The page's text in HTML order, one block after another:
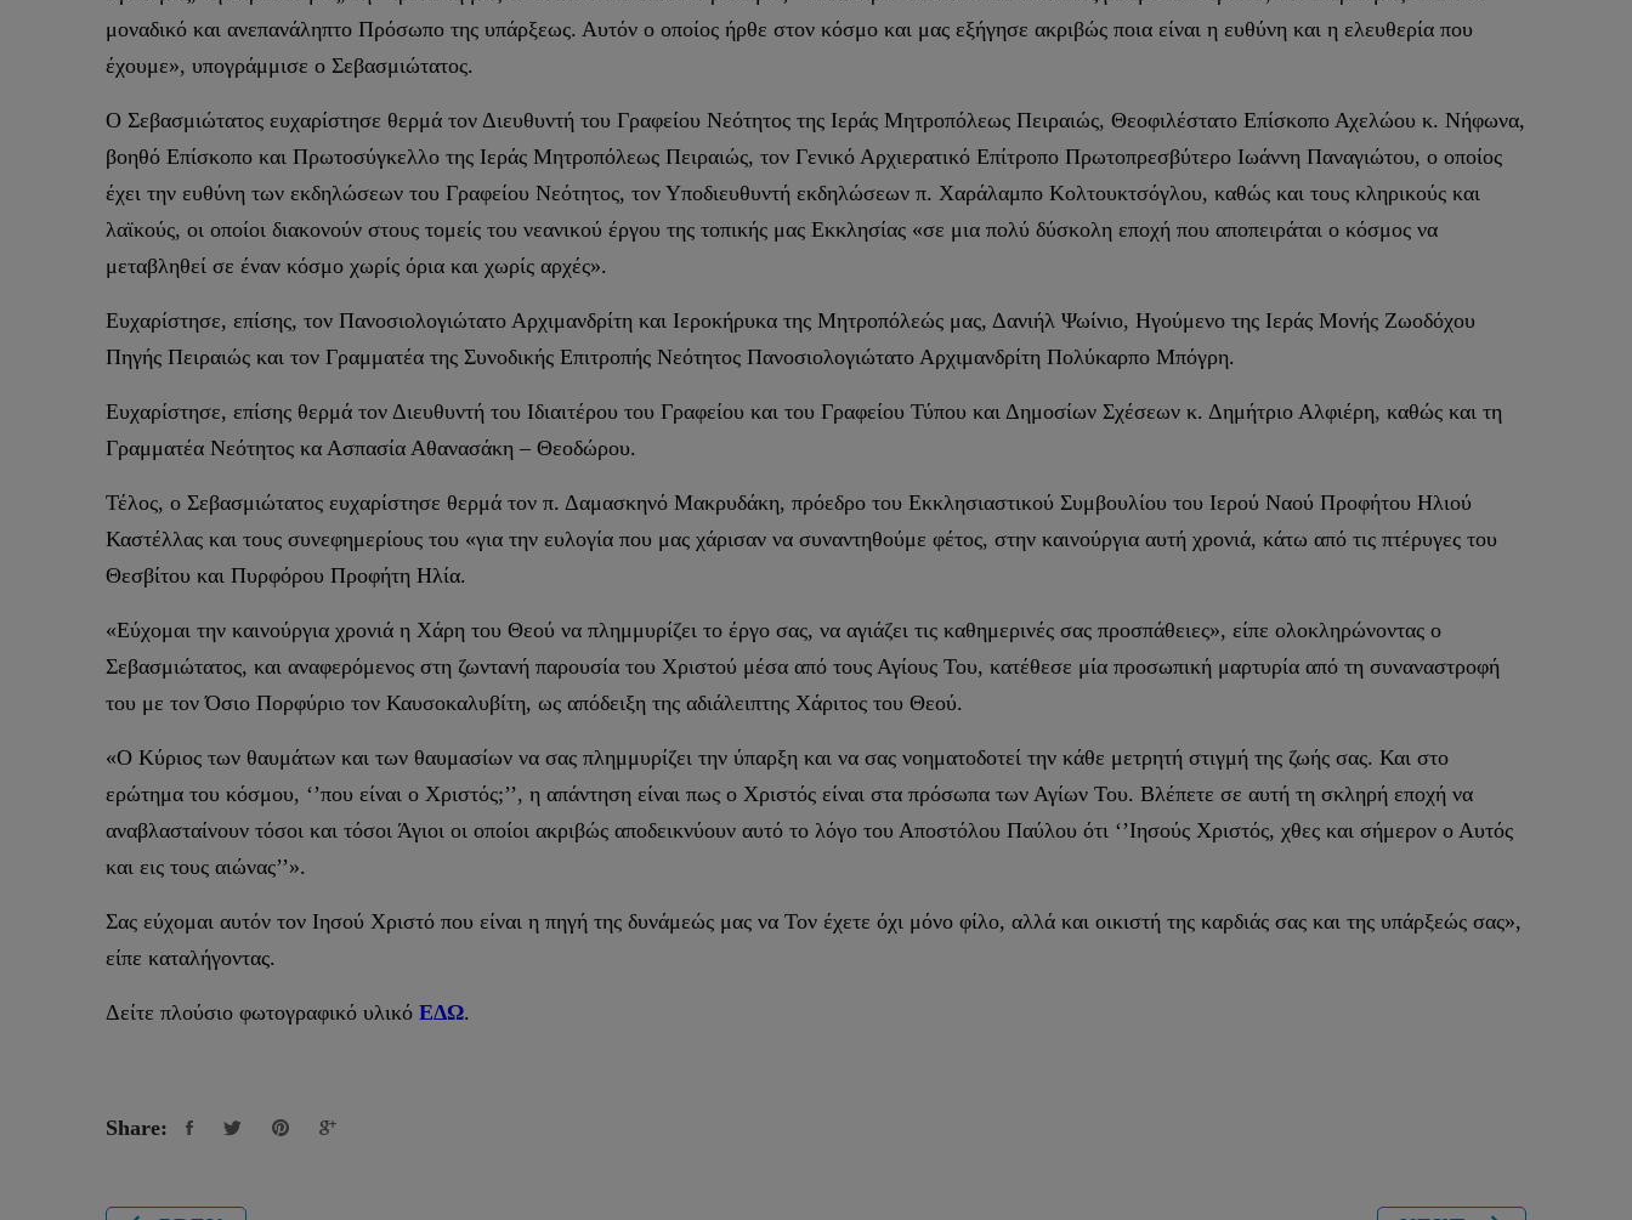
μοναδικό και ανεπανάληπτο Πρόσωπο της υπάρξεως. Αυτόν ο οποίος ήρθε στον κόσμο και μας εξήγησε ακριβώς ποια είναι η ευθύνη και η ελευθερία που
έχουμε», υπογράμμισε ο Σεβασμιώτατος.
Ο Σεβασμιώτατος ευχαρίστησε θερμά τον Διευθυντή του Γραφείου Νεότητος της Ιεράς Μητροπόλεως Πειραιώς, Θεοφιλέστατο Επίσκοπο Αχελώου κ. Νήφωνα,
βοηθό Επίσκοπο και Πρωτοσύγκελλο της Ιεράς Μητροπόλεως Πειραιώς, τον Γενικό Αρχιερατικό Επίτροπο Πρωτοπρεσβύτερο Ιωάννη Παναγιώτου, ο οποίος
έχει την ευθύνη των εκδηλώσεων του Γραφείου Νεότητος, τον Υποδιευθυντή εκδηλώσεων π. Χαράλαμπο Κολτουκτσόγλου, καθώς και τους κληρικούς και
λαϊκούς, οι οποίοι διακονούν στους τομείς του νεανικού έργου της τοπικής μας Εκκλησίας «σε μια πολύ δύσκολη εποχή που αποπειράται ο κόσμος να
μεταβληθεί σε έναν κόσμο χωρίς όρια και χωρίς αρχές».
Ευχαρίστησε, επίσης, τον Πανοσιολογιώτατο Αρχιμανδρίτη και Ιεροκήρυκα της Μητροπόλεώς μας, Δανιήλ Ψωίνιο, Ηγούμενο της Ιεράς Μονής Ζωοδόχου
Πηγής Πειραιώς και τον Γραμματέα της Συνοδικής Επιτροπής Νεότητος Πανοσιολογιώτατο Αρχιμανδρίτη Πολύκαρπο Μπόγρη.
Ευχαρίστησε, επίσης θερμά τον Διευθυντή του Ιδιαιτέρου του Γραφείου και του Γραφείου Τύπου και Δημοσίων Σχέσεων κ. Δημήτριο Αλφιέρη, καθώς και τη
Γραμματέα Νεότητος κα Ασπασία Αθανασάκη – Θεοδώρου.
Τέλος, ο Σεβασμιώτατος ευχαρίστησε θερμά τον π. Δαμασκηνό Μακρυδάκη, πρόεδρο του Εκκλησιαστικού Συμβουλίου του Ιερού Ναού Προφήτου Ηλιού
Καστέλλας και τους συνεφημερίους του «για την ευλογία που μας χάρισαν να συναντηθούμε φέτος, στην καινούργια αυτή χρονιά, κάτω από τις πτέρυγες του
Θεσβίτου και Πυρφόρου Προφήτη Ηλία.
«Εύχομαι την καινούργια χρονιά η Χάρη του Θεού να πλημμυρίζει το έργο σας, να αγιάζει τις καθημερινές σας προσπάθειες», είπε ολοκληρώνοντας ο
Σεβασμιώτατος, και αναφερόμενος στη ζωντανή παρουσία του Χριστού μέσα από τους Αγίους Του, κατέθεσε μία προσωπική μαρτυρία από τη συναναστροφή
του με τον Όσιο Πορφύριο τον Καυσοκαλυβίτη, ως απόδειξη της αδιάλειπτης Χάριτος του Θεού.
«Ο Κύριος των θαυμάτων και των θαυμασίων να σας πλημμυρίζει την ύπαρξη και να σας νοηματοδοτεί την κάθε μετρητή στιγμή της ζωής σας. Και στο
ερώτημα του κόσμου, ‘’που είναι ο Χριστός;’’, η απάντηση είναι πως ο Χριστός είναι στα πρόσωπα των Αγίων Του. Βλέπετε σε αυτή τη σκληρή εποχή να
αναβλασταίνουν τόσοι και τόσοι Άγιοι οι οποίοι ακριβώς αποδεικνύουν αυτό το λόγο του Αποστόλου Παύλου ότι ‘’Ιησούς Χριστός, χθες και σήμερον ο Αυτός
και εις τους αιώνας’’».
Σας εύχομαι αυτόν τον Ιησού Χριστό που είναι η πηγή της δυνάμεώς μας να Τον έχετε όχι μόνο φίλο, αλλά και οικιστή της καρδιάς σας και της υπάρξεώς σας»,
είπε καταλήγοντας.
Δείτε πλούσιο φωτογραφικό υλικό ΕΔΩ.
Share: